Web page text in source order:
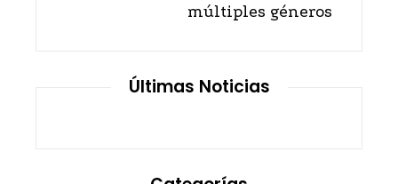
múltiples géneros
Últimas Noticias